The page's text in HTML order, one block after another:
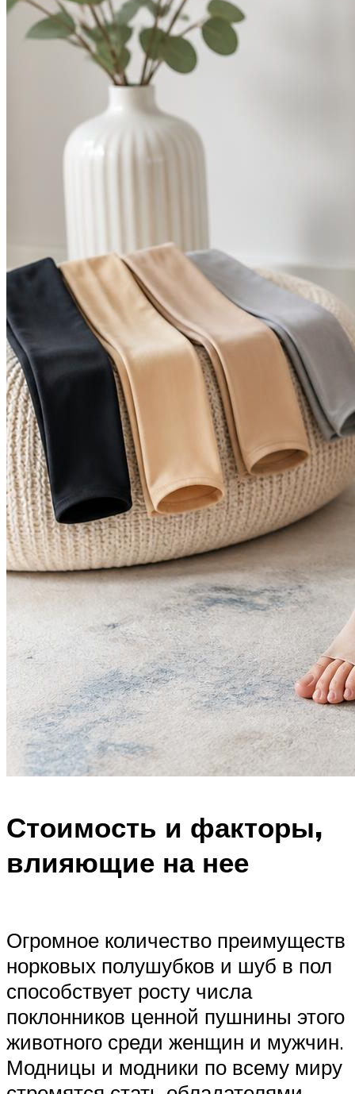
Стоимость и факторы,
влияющие на нее
Огромное количество преимуществ
норковых полушубков и шуб в пол
способствует росту числа
поклонников ценной пушнины этого
животного среди женщин и мужчин.
Модницы и модники по всему миру